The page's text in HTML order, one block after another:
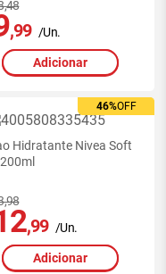
,99 /Un.
Adicionar
46%OFF
46%OFF
Hidratante Nivea Soft
,99 /Un.
Adicionar